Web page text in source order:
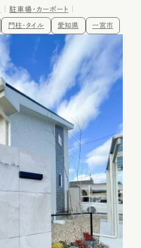
駐車場・カーポート
門柱・タイル 愛知県 一宮市